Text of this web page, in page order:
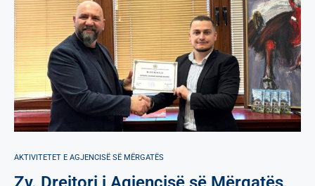
AKTIVITETET E AGJENCISË SË МËRGATËS